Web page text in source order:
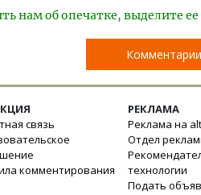
нам об опечатке, выделите
Комментарии
связь
комментирования
РЕКЛАМА
Реклама на
Отдел
технологии
Подать